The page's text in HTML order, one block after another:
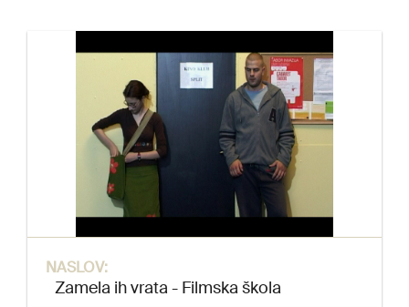
NASLOV:
Zamela ih vrata - Filmska škola